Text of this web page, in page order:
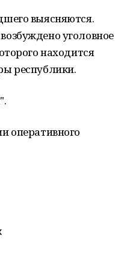
выясняются.
уголовное
находится
республики.
оперативного